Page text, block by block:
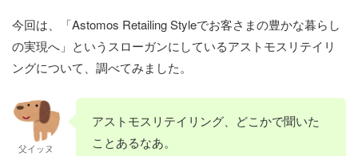
今回は、「Astomos Retailing Styleでお客さまの豊かな暮らし
の実現へ」というスローガンにしているアストモスリテイリ
ングについて、調べてみました。
父イッヌ
アストモスリテイリング、どこかで聞いた
ことあるなあ。